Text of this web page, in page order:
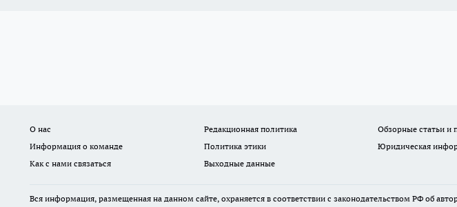
О нас Редакционная политика
Обзорные статьи и
Информация о команде
Политика этики
Юридическая
Как с нами связаться
Выходные данные
Вся информация, размещенная на данном сайте, охраняется в соответствии с законодательством РФ об